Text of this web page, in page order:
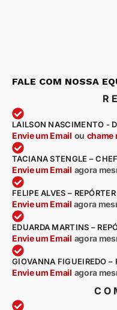
FALE COM NOSSA
LAILSON NASCIMENTO -
Envie um Email ou chame
TACIANA STENGLE –
Envie um Email agora
FELIPE ALVES – REPÓRTER
Envie um Email agora
EDUARDA MARTINS –
Envie um Email agora
GIOVANNA FIGUEIREDO –
Envie um Email agora